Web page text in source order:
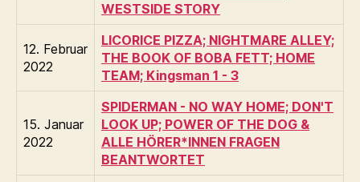
WESTSIDE STORY
12. Februar
2022
LICORICE PIZZA; NIGHTMARE ALLEY;
THE BOOK OF BOBA FETT; HOME
TEAM; Kingsman 1 - 3
15. Januar
2022
SPIDERMAN - NO WAY HOME; DON'T
LOOK UP; POWER OF THE DOG &
ALLE HÖRER*INNEN FRAGEN
BEANTWORTET